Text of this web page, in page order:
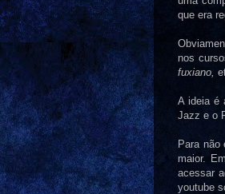
que era
nos
fuxiano,
A ideia é
Jazz e o
Para não
maior.
acessar
youtube